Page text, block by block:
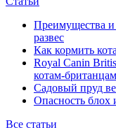
Преимущества и
развес
Как кормить
Royal Canin
котам-британцам
Садовый пруд
Опасность блох
Все статьи